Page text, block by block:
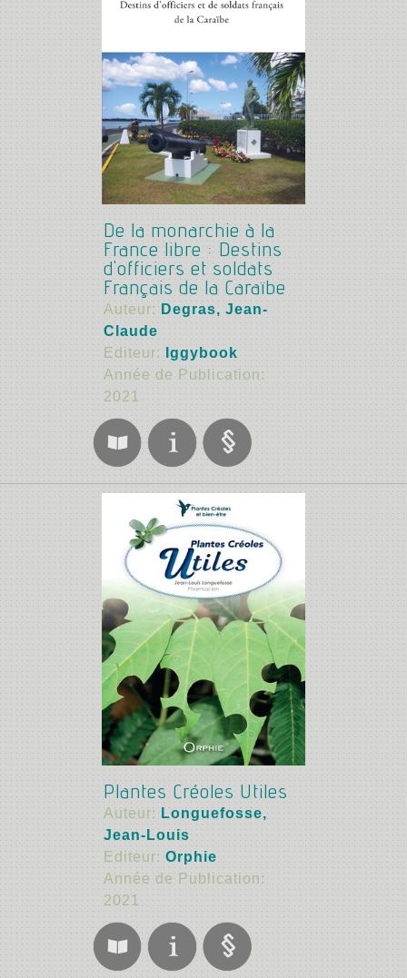
De la monarchie à la
France libre : Destins
d'officiers et soldats
Français de la Caraïbe
Auteur: Degras, Jean-
Claude
Editeur: Iggybook
Année de Publication:
2021
Plantes Créoles Utiles
Auteur: Longuefosse,
Jean-Louis
Editeur:Orphie
Année de Publication:
2021